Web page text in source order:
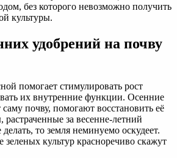
без которого невозможно получить
культуры.
удобрений на почву
помогает стимулировать рост
их внутренние функции. Осенние
почву, помогают восстановить её
за весенне-летний
то земля неминуемо оскудеет.
культур красноречиво скажут